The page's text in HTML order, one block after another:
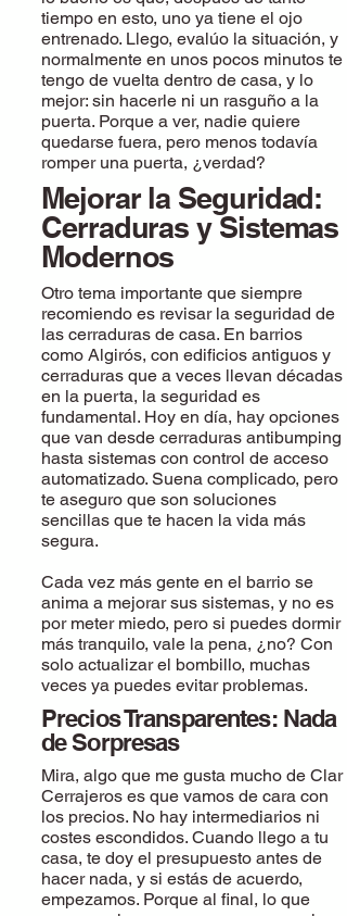
tiempo en esto, uno ya tiene el ojo
entrenado. Llego, evalúo la situación, y
normalmente en unos pocos minutos te
tengo de vuelta dentro de casa, y lo
mejor: sin hacerle ni un rasguño a la
puerta. Porque a ver, nadie quiere
quedarse fuera, pero menos todavía
romper una puerta, ¿verdad?
Mejorar la Seguridad:
Cerraduras y Sistemas
Modernos
Otro tema importante que siempre
recomiendo es revisar la seguridad de
las cerraduras de casa. En barrios
como Algirós, con edificios antiguos y
cerraduras que a veces llevan décadas
en la puerta, la seguridad es
fundamental. Hoy en día, hay opciones
que van desde cerraduras antibumping
hasta sistemas con control de acceso
automatizado. Suena complicado, pero
te aseguro que son soluciones
sencillas que te hacen la vida más
segura.
Cada vez más gente en el barrio se
anima a mejorar sus sistemas, y no es
por meter miedo, pero si puedes dormir
más tranquilo, vale la pena, ¿no? Con
solo actualizar el bombillo, muchas
veces ya puedes evitar problemas.
Precios Transparentes: Nada
de Sorpresas
Mira, algo que me gusta mucho de Clar
Cerrajeros es que vamos de cara con
los precios. No hay intermediarios ni
costes escondidos. Cuando llego a tu
casa, te doy el presupuesto antes de
hacer nada, y si estás de acuerdo,
empezamos. Porque al final, lo que